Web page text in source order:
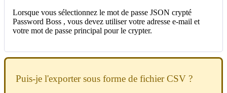
Lorsque vous sélectionnez le mot de passe JSON crypté
Password Boss , vous devez utiliser votre adresse e-mail et
votre mot de passe principal pour le crypter.
Puis-je l'exporter sous forme de fichier CSV ?